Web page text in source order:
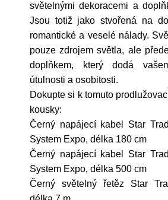
světelnými dekoracemi a
Jsou totiž jako stvořená na
romantické a veselé nálady.
pouze zdrojem světla, ale
doplňkem, který dodá
útulnosti a osobitosti.
Dokupte si k tomuto
kousky:
Černý napájecí kabel Star
System Expo, délka 180 cm
Černý napájecí kabel Star
System Expo, délka 500 cm
Černý světelný řetěz Star